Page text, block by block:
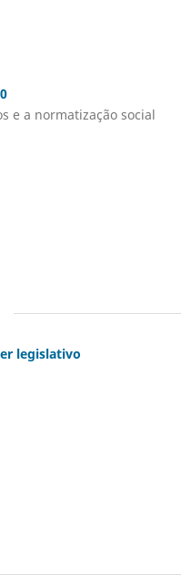
e a normatização social
legislativo